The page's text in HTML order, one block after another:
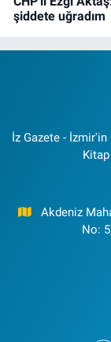
şiddete uğradım
İz Gazete -
Akdeniz
No: